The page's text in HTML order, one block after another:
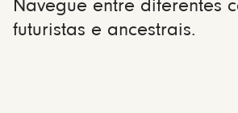
Navegue entre diferentes
futuristas e ancestrais.